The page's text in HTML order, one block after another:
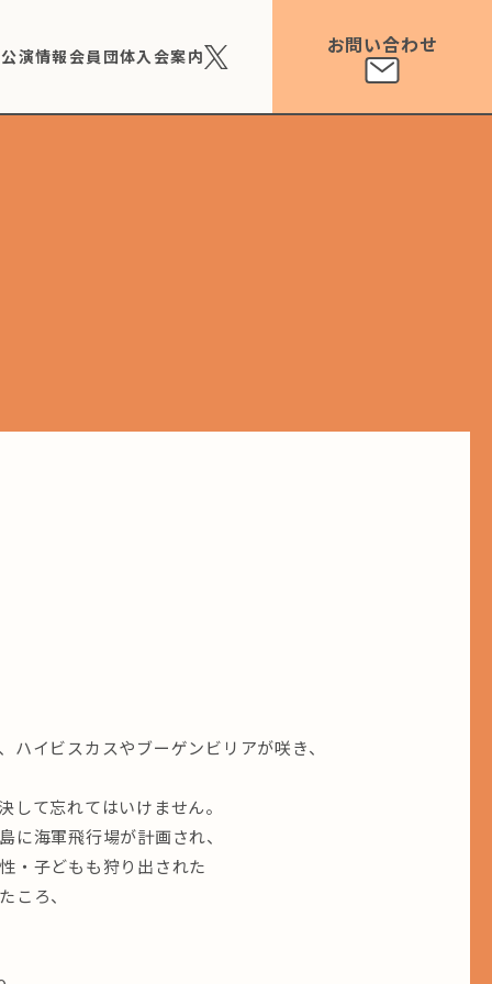
演情報会員団体入会案内 お問い合わせ
イビスカスやブーゲンビリアが咲き、
て忘れてはいけません。
海軍飛行場が計画され、
・子どもも狩り出された
ころ、